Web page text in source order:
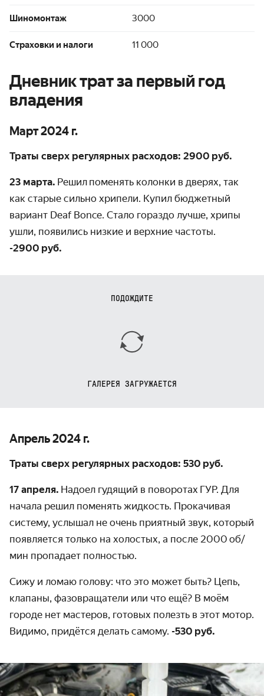
Шиномонтаж 3000
Страховки и налоги 11 000
Дневник трат за первый год
владения
Март 2024 г.
Траты сверх регулярных расходов: 2900 руб.
23 марта. Решил поменять колонки в дверях, так
как старые сильно хрипели. Купил бюджетный
вариант Deaf Bonce. Стало гораздо лучше, хрипы
ушли, появились низкие и верхние частоты.
-2900 руб.
ПОДОЖДИТЕ
ГАЛЕРЕЯ ЗАГРУЖАЕТСЯ
Апрель 2024 г.
Траты сверх регулярных расходов: 530 руб.
17 апреля. Надоел гудящий в поворотах ГУР. Для
начала решил поменять жидкость. Прокачивая
систему, услышал не очень приятный звук, который
появляется только на холостых, а после 2000 об/
мин пропадает полностью.
Сижу и ломаю голову: что это может быть? Цепь,
клапаны, фазовращатели или что ещё? В моём
городе нет мастеров, готовых полезть в этот мотор.
Видимо, придётся делать самому. -530 руб.